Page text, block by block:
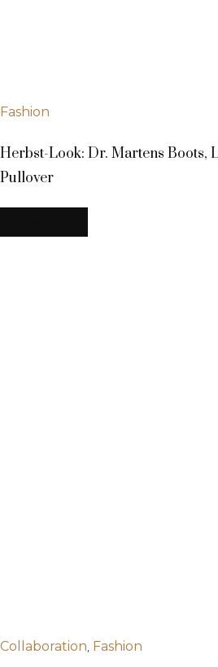
Fashion
Herbst-Look: Dr. Martens Boots,
Pullover
Collaboration, Fashion